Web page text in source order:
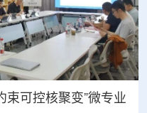
束可控核聚变”微专业